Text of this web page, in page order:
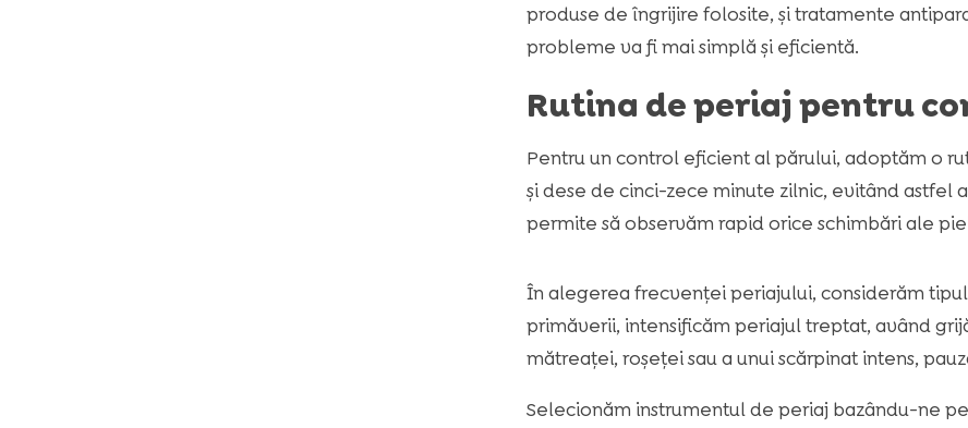
produse de îngrijire folosite, și tratamente
probleme va fi mai simplă și eficientă.
Rutina de periaj pentru
Pentru un control eficient al părului, adoptăm o
și dese de cinci-zece minute zilnic, evitând astfel
permite să observăm rapid orice schimbări ale
În alegerea frecvenței periajului, considerăm
primăverii, intensificăm periajul treptat, având
mătreaței, roșeței sau a unui scărpinat intens,
Selecionăm instrumentul de periaj bazându-ne